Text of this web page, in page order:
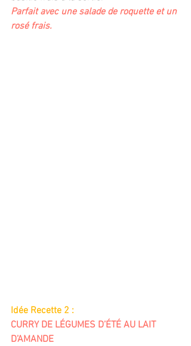
Parfait avec une salade de roquette et un
rosé frais.
Idée Recette 2 :
CURRY DE LÉGUMES D’ÉTÉ AU LAIT
D’AMANDE